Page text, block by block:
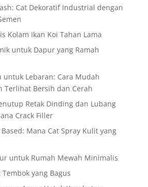
Cat Dekoratif Industrial dengan
Kolam Ikan Koi Tahan Lama
untuk Dapur yang Ramah
untuk Lebaran: Cara Mudah
Terlihat Bersih dan Cerah
Retak Dinding dan Lubang
Crack Filler
Mana Cat Spray Kulit yang
untuk Rumah Mewah Minimalis
yang Bagus